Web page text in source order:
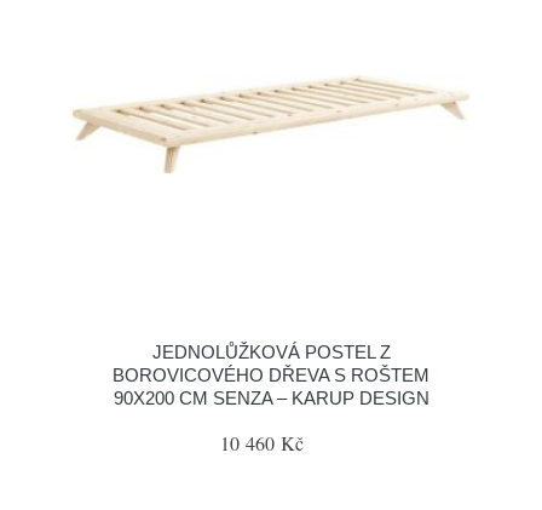
JEDNOLŮŽKOVÁ POSTEL Z
BOROVICOVÉHO DŘEVA S ROŠTEM
90X200 CM SENZA – KARUP DESIGN
10 460 Kč